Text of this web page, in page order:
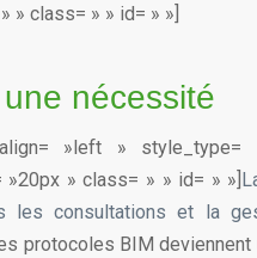
» class= » » id= » »]
nécessité
»left »
» class= » » id= » »]
les consultations et la
protocoles BIM